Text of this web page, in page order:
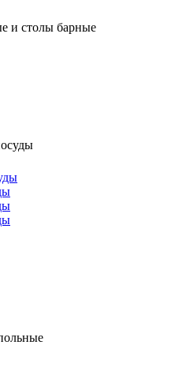
и столы барные